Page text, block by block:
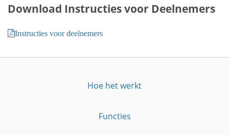
Download Instructies voor Deelnemers
Instructies voor deelnemers
Hoe het werkt
Functies